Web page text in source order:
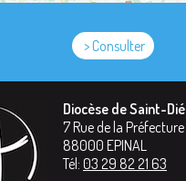
> Consulter
Diocèse de Saint-Dié
7 Rue de la Préfecture
88000 EPINAL
Tél: 03 29 82 21 63